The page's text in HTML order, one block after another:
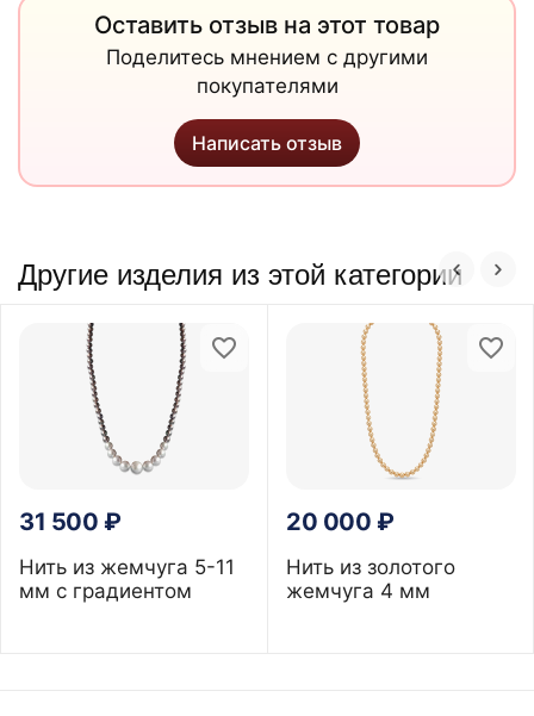
Оставить отзыв на этот товар
Поделитесь мнением с другими
покупателями
Написать отзыв
Другие изделия из этой категории
31 500 ₽
Нить из жемчуга 5-11
мм с градиентом
20 000 ₽
Нить из золотого
жемчуга 4 мм